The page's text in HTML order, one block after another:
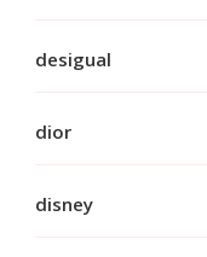
desigual
dior
disney